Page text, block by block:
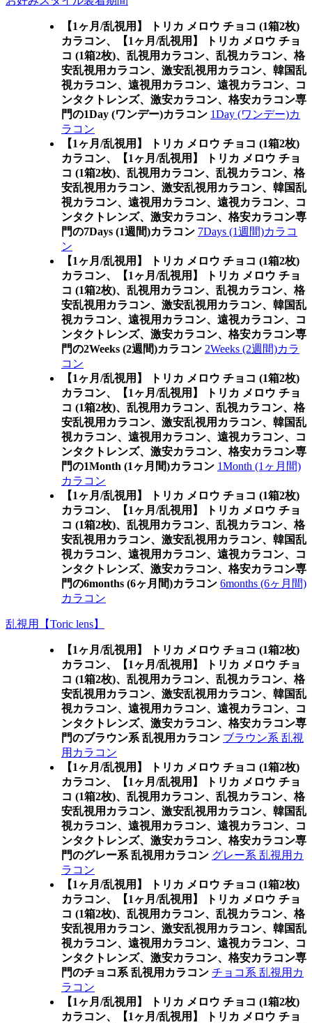
【1ヶ月/乱視用】 トリカ メロウ チョコ (1箱2枚)
カラコン、
【1ヶ月/乱視用】 トリカ メロウ チョ
コ (1箱2枚)、乱視用カラコン、乱視カラコン、格
安乱視用カラコン、激安乱視用カラコン、韓国乱
視カラコン、遠視用カラコン、遠視カラコン、コ
ンタクトレンズ、激安カラコン、格安カラコン専
門の1Day (ワンデー)カラコン 1Day (ワンデー)カ
ラコン
【1ヶ月/乱視用】 トリカ メロウ チョコ (1箱2枚)
カラコン、
【1ヶ月/乱視用】 トリカ メロウ チョ
コ (1箱2枚)、乱視用カラコン、乱視カラコン、格
安乱視用カラコン、激安乱視用カラコン、韓国乱
視カラコン、遠視用カラコン、遠視カラコン、コ
ンタクトレンズ、激安カラコン、格安カラコン専
門の7Days (1週間)カラコン 7Days (1週間)カラコ
ン
【1ヶ月/乱視用】 トリカ メロウ チョコ (1箱2枚)
カラコン、
【1ヶ月/乱視用】 トリカ メロウ チョ
コ (1箱2枚)、乱視用カラコン、乱視カラコン、格
安乱視用カラコン、激安乱視用カラコン、韓国乱
視カラコン、遠視用カラコン、遠視カラコン、コ
ンタクトレンズ、激安カラコン、格安カラコン専
門の2Weeks (2週間)カラコン 2Weeks (2週間)カラ
コン
【1ヶ月/乱視用】 トリカ メロウ チョコ (1箱2枚)
カラコン、
【1ヶ月/乱視用】 トリカ メロウ チョ
コ (1箱2枚)、乱視用カラコン、乱視カラコン、格
安乱視用カラコン、激安乱視用カラコン、韓国乱
視カラコン、遠視用カラコン、遠視カラコン、コ
ンタクトレンズ、激安カラコン、格安カラコン専
門の1Month (1ヶ月間)カラコン 1Month (1ヶ月間)
カラコン
【1ヶ月/乱視用】 トリカ メロウ チョコ (1箱2枚)
カラコン、
【1ヶ月/乱視用】 トリカ メロウ チョ
コ (1箱2枚)、乱視用カラコン、乱視カラコン、格
安乱視用カラコン、激安乱視用カラコン、韓国乱
視カラコン、遠視用カラコン、遠視カラコン、コ
ンタクトレンズ、激安カラコン、格安カラコン専
門の6months (6ヶ月間)カラコン 6months (6ヶ月間)
カラコン
乱視用【Toric lens】
【1ヶ月/乱視用】 トリカ メロウ チョコ (1箱2枚)
カラコン、
【1ヶ月/乱視用】 トリカ メロウ チョ
コ (1箱2枚)、乱視用カラコン、乱視カラコン、格
安乱視用カラコン、激安乱視用カラコン、韓国乱
視カラコン、遠視用カラコン、遠視カラコン、コ
ンタクトレンズ、激安カラコン、格安カラコン専
門のブラウン系 乱視用カラコン ブラウン系 乱視
用カラコン
【1ヶ月/乱視用】 トリカ メロウ チョコ (1箱2枚)
カラコン、
【1ヶ月/乱視用】 トリカ メロウ チョ
コ (1箱2枚)、乱視用カラコン、乱視カラコン、格
安乱視用カラコン、激安乱視用カラコン、韓国乱
視カラコン、遠視用カラコン、遠視カラコン、コ
ンタクトレンズ、激安カラコン、格安カラコン専
門のグレー系 乱視用カラコン グレー系 乱視用カ
ラコン
【1ヶ月/乱視用】 トリカ メロウ チョコ (1箱2枚)
カラコン、
【1ヶ月/乱視用】 トリカ メロウ チョ
コ (1箱2枚)、乱視用カラコン、乱視カラコン、格
安乱視用カラコン、激安乱視用カラコン、韓国乱
視カラコン、遠視用カラコン、遠視カラコン、コ
ンタクトレンズ、激安カラコン、格安カラコン専
門のチョコ系 乱視用カラコン チョコ系 乱視用カ
ラコン
【1ヶ月/乱視用】 トリカ メロウ チョコ (1箱2枚)
カラコン、
【1ヶ月/乱視用】 トリカ メロウ チョ